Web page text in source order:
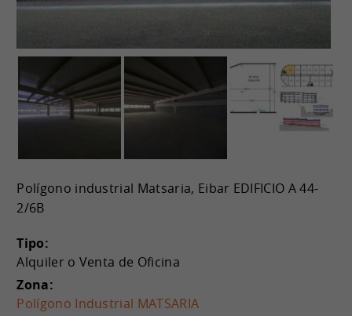
Polígono industrial Matsaria, Eibar EDIFICIO A 44-
2/6B
Tipo:
Alquiler o Venta de Oficina
Zona:
Polígono Industrial MATSARIA